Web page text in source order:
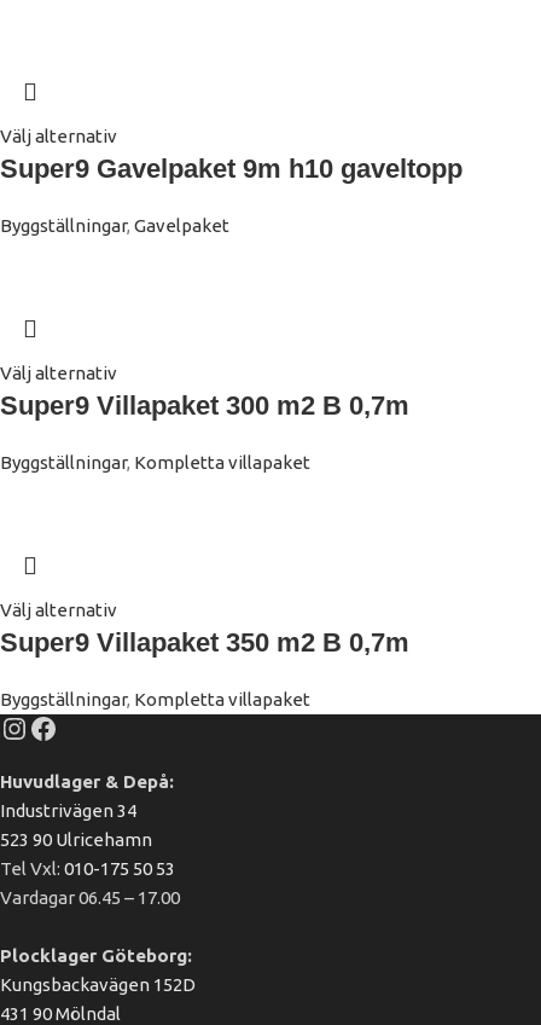
Välj alternativ
Super9 Gavelpaket 9m h10 gaveltopp
Byggställningar, Gavelpaket
Välj alternativ
Super9 Villapaket 300 m2 B 0,7m
Byggställningar, Kompletta villapaket
Välj alternativ
Super9 Villapaket 350 m2 B 0,7m
Byggställningar, Kompletta villapaket
Huvudlager & Depå:
Industrivägen 34
523 90 Ulricehamn
Tel Vxl: 010-175 50 53
Vardagar 06.45 – 17.00
Plocklager Göteborg:
Kungsbackavägen 152D
431 90 Mölndal